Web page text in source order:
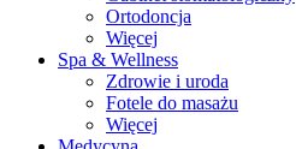
Ortodoncja
Więcej
Spa & Wellness
Zdrowie i uroda
Fotele do masażu
Więcej